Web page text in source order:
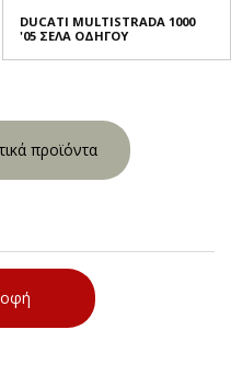
DUCATI MULTISTRADA 1000
'05 ΣΕΛΑ ΟΔΗΓΟΥ
προϊόντα